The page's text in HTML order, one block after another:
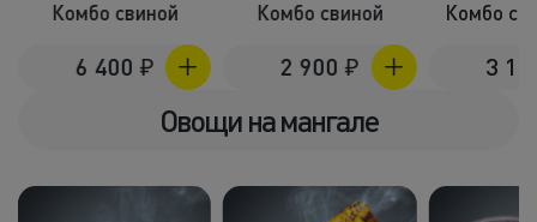
Комбо свиной
6 400 ₽
Комбо свиной
2 900 ₽
Комбо с
3
Овощи на мангале